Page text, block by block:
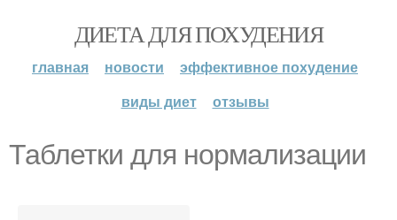
ДИЕТА ДЛЯ ПОХУДЕНИЯ
главная новости
эффективное похудение
виды диет
отзывы
Таблетки для нормализации